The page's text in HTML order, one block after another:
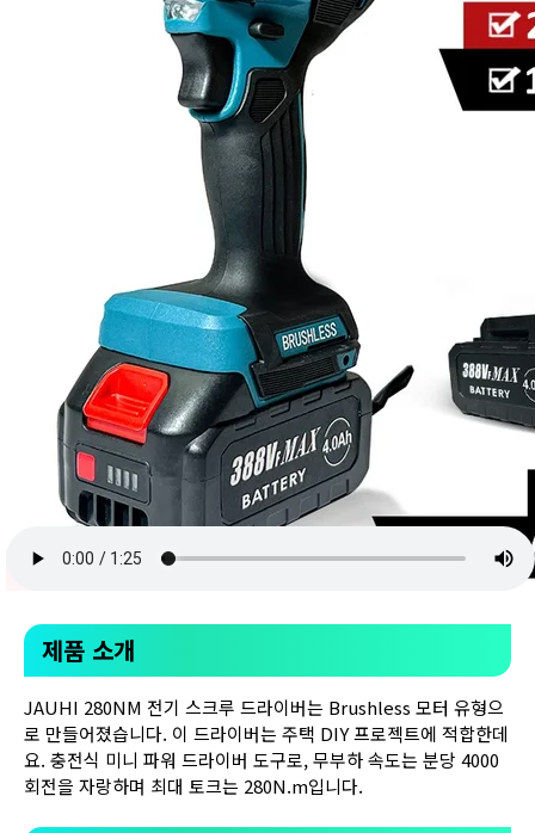
제품 소개
JAUHI 280NM 전기 스크루 드라이버는 Brushless 모터 유형으
로 만들어졌습니다. 이 드라이버는 주택 DIY 프로젝트에 적합한데
요. 충전식 미니 파워 드라이버 도구로, 무부하 속도는 분당 4000
회전을 자랑하며 최대 토크는 280N.m입니다.